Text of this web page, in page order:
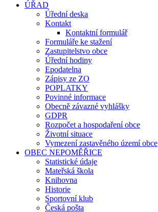
ÚŘAD
Úřední deska
Kontakt
Kontaktní formulář
Formuláře ke stažení
Zastupitelstvo obce
Úřední hodiny
Epodatelna
Zápisy ze ZO
POPLATKY
Povinné informace
Obecně závazné vyhlášky
GDPR
Rozpočet a hospodaření obce
Životní situace
Vymezení zastavěného území obce
OBEC NEPOMĚŘICE
Statistické údaje
Mateřská škola
Knihovna
Historie
Sportovní klub
Česká pošta